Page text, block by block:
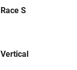
Race S
Vertical